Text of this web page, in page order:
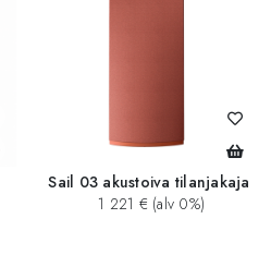
Sail 03 akustoiva tilanjakaja
1 221 € (alv 0%)